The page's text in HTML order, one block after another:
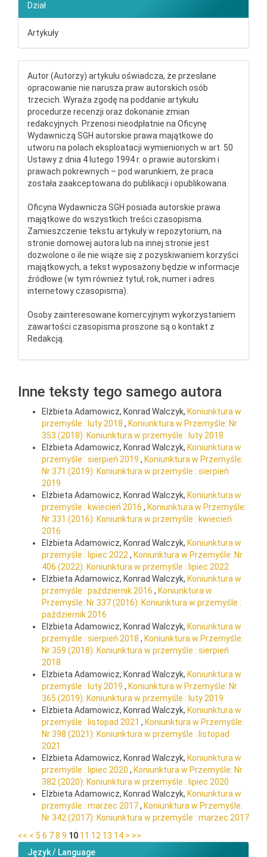
Dział
Artykuły
Autor (Autorzy) artykułu oświadcza, że przesłane
opracowanie nie narusza praw autorskich osób
trzecich. Wyraża zgodę na poddanie artykułu
procedurze recenzji oraz dokonanie zmian
redakcyjnych. Przenosi nieodpłatnie na Oficynę
Wydawniczą SGH autorskie prawa majątkowe do
utworu na polach eksploatacji wymienionych w art. 50
Ustawy z dnia 4 lutego 1994 r. o prawie autorskim i
prawach pokrewnych – pod warunkiem, że praca
została zaakceptowana do publikacji i opublikowana.
Oficyna Wydawnicza SGH posiada autorskie prawa
majątkowe do wszystkich treści czasopisma.
Zamieszczenie tekstu artykuły w repozytorium, na
stronie domowej autora lub na innej stronie jest
dozwolone o ile nie wiąże się z pozyskiwaniem korzyści
majątkowych, a tekst wyposażony będzie w informacje
źródłowe (w tym również tytuł, rok, numer i adres
internetowy czasopisma).
Osoby zainteresowane komercyjnym wykorzystaniem
zawartości czasopisma proszone są o kontakt z
Redakcją.
Inne teksty tego samego autora
Elżbieta Adamowicz, Konrad Walczyk, Koniunktura w
przemyśle : luty 2018 , Koniunktura w Przemyśle: Nr
353 (2018): Koniunktura w przemyśle : luty 2018
Elżbieta Adamowicz, Konrad Walczyk, Koniunktura w
przemyśle : sierpień 2019 , Koniunktura w Przemyśle:
Nr 371 (2019): Koniunktura w przemyśle : sierpień
2019
Elżbieta Adamowicz, Konrad Walczyk, Koniunktura w
przemyśle : kwiecień 2016 , Koniunktura w Przemyśle:
Nr 331 (2016): Koniunktura w przemyśle : kwiecień
2016
Elżbieta Adamowicz, Konrad Walczyk, Koniunktura w
przemyśle : lipiec 2022 , Koniunktura w Przemyśle: Nr
406 (2022): Koniunktura w przemyśle : lipiec 2022
Elżbieta Adamowicz, Konrad Walczyk, Koniunktura w
przemyśle : październik 2016 , Koniunktura w
Przemyśle: Nr 337 (2016): Koniunktura w przemyśle :
październik 2016
Elżbieta Adamowicz, Konrad Walczyk, Koniunktura w
przemyśle : sierpień 2018 , Koniunktura w Przemyśle:
Nr 359 (2018): Koniunktura w przemyśle : sierpień
2018
Elżbieta Adamowicz, Konrad Walczyk, Koniunktura w
przemyśle : luty 2019 , Koniunktura w Przemyśle: Nr
365 (2019): Koniunktura w przemyśle : luty 2019
Elżbieta Adamowicz, Konrad Walczyk, Koniunktura w
przemyśle : listopad 2021 , Koniunktura w Przemyśle:
Nr 398 (2021): Koniunktura w przemyśle : listopad
2021
Elżbieta Adamowicz, Konrad Walczyk, Koniunktura w
przemyśle : lipiec 2020 , Koniunktura w Przemyśle: Nr
382 (2020): Koniunktura w przemyśle : lipiec 2020
Elżbieta Adamowicz, Konrad Walczyk, Koniunktura w
przemyśle : marzec 2017, Koniunktura w Przemyśle:
Nr 342 (2017): Koniunktura w przemyśle : marzec 2017
<< < 5 6 78 9 10 11 12 13 14 > >>
Język / Language